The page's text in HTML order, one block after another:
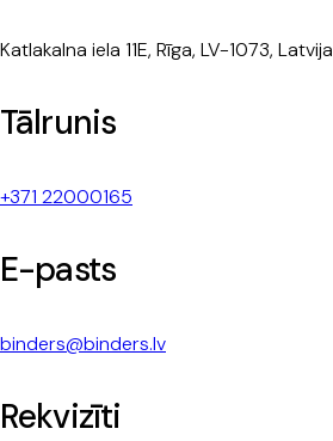
Katlakalna iela 11E, Rīga, LV-1073, Latvija
Tālrunis
+371 22000165
E-pasts
binders@binders.lv
Rekvizīti